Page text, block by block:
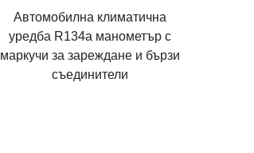
Автомобилна климатична
уредба R134a манометър с
маркучи за зареждане и бързи
съединители